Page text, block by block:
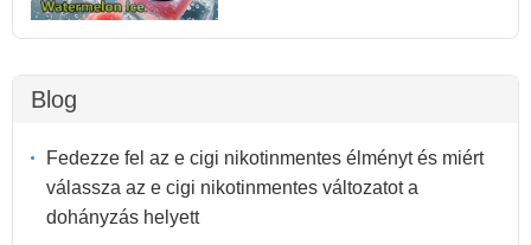
Blog
Fedezze fel az e cigi nikotinmentes élményt és miért
válassza az e cigi nikotinmentes változatot a
dohányzás helyett